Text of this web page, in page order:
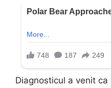
Diagnosticul a venit